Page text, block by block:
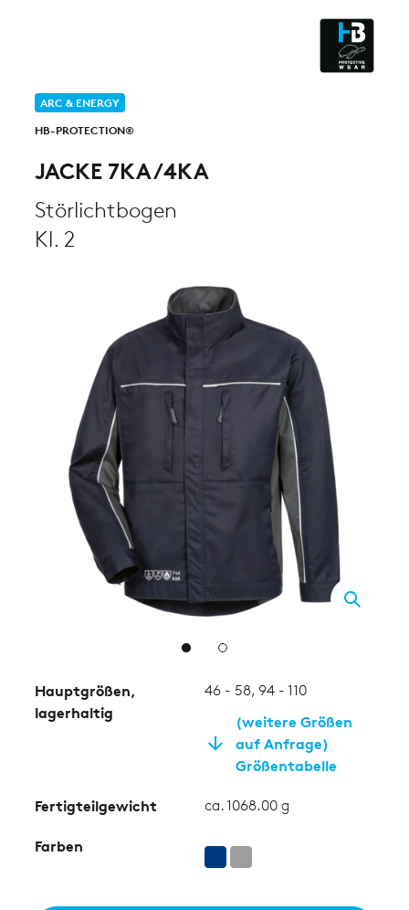
ARC & ENERGY
HB-PROTECTION®
JACKE 7KA/4KA
Störlichtbogen
Kl. 2
Hauptgrößen,
lagerhaltig
46 - 58, 94 - 110
(weitere Größen
auf Anfrage)
Größentabelle
Fertigteilgewicht ca. 1068.00 g
Farben